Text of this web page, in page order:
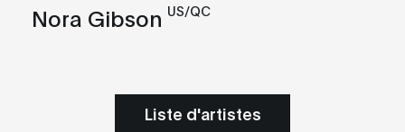
Nora Gibson US/QC
Liste d'artistes